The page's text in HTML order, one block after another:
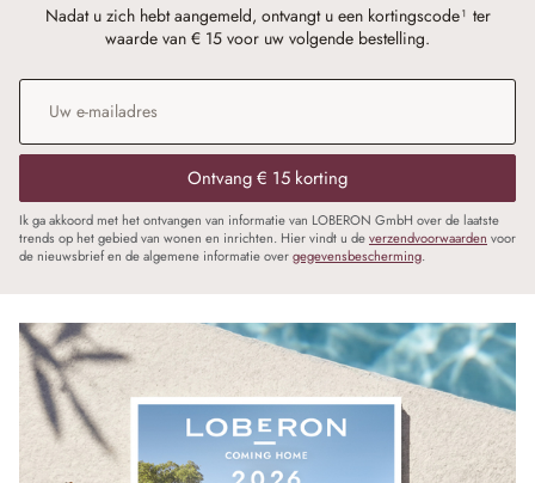
Nadat u zich hebt aangemeld, ontvangt u een kortingscode¹ ter
waarde van € 15 voor uw volgende bestelling.
E-mailadres
Ontvang € 15 korting
Ik ga akkoord met het ontvangen van informatie van LOBERON GmbH over de laatste
trends op het gebied van wonen en inrichten. Hier vindt u deverzendvoorwaarden voor
de nieuwsbrief en de algemene informatie overgegevensbescherming.